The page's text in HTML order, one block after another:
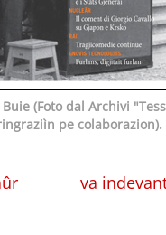
(Foto dal Archivi
pe colaborazion).
va